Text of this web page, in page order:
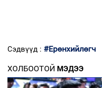
Сэдвүүд : #Ерөнхийлөгч
ХОЛБООТОЙ МЭДЭЭ